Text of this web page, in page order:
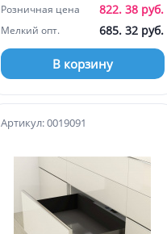
Розничная цена 822. 38 руб.
Мелкий опт. 685. 32 руб.
В корзину
Артикул: 0019091